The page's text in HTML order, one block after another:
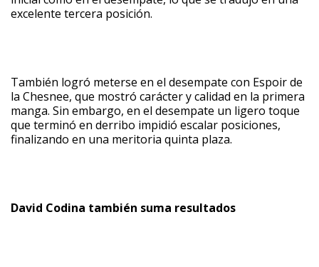
excelente tercera posición.
También logró meterse en el desempate con Espoir de
la Chesnee, que mostró carácter y calidad en la primera
manga. Sin embargo, en el desempate un ligero toque
que terminó en derribo impidió escalar posiciones,
finalizando en una meritoria quinta plaza.
David Codina también suma resultados